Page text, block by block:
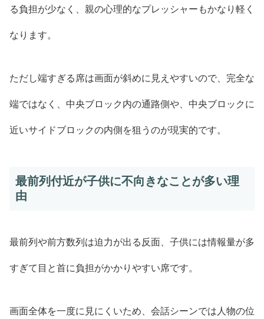
る負担が少なく、親の心理的なプレッシャーもかなり軽く
なります。
ただし端すぎる席は画面が斜めに見えやすいので、完全な
端ではなく、中央ブロック内の通路側や、中央ブロックに
近いサイドブロックの内側を狙うのが現実的です。
最前列付近が子供に不向きなことが多い理
由
最前列や前方数列は迫力が出る反面、子供には情報量が多
すぎて目と首に負担がかかりやすい席です。
画面全体を一度に見にくいため、会話シーンでは人物の位